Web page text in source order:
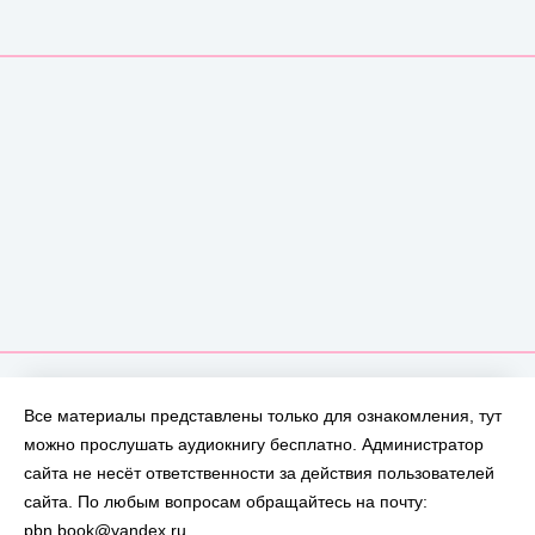
Все материалы представлены только для ознакомления, тут
можно прослушать аудиокнигу бесплатно. Администратор
сайта не несёт ответственности за действия пользователей
сайта. По любым вопросам обращайтесь на почту:
pbn.book@yandex.ru